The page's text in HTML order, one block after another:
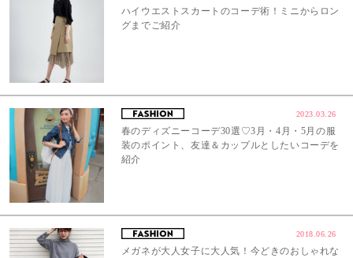
ハイウエストスカートのコーデ術！ミニからロン
グまでご紹介
2023.03.26
春のディズニーコーデ30選♡3月・4月・5月の服
装のポイント、友達＆カップルとしたいコーデを
紹介
2018.06.26
メガネが大人女子に大人気！今どきのおしゃれな